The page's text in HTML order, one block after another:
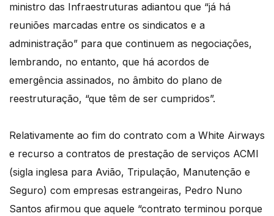
ministro das Infraestruturas adiantou que “já há
reuniões marcadas entre os sindicatos e a
administração” para que continuem as negociações,
lembrando, no entanto, que há acordos de
emergência assinados, no âmbito do plano de
reestruturação, “que têm de ser cumpridos”.
Relativamente ao fim do contrato com a White Airways
e recurso a contratos de prestação de serviços ACMI
(sigla inglesa para Avião, Tripulação, Manutenção e
Seguro) com empresas estrangeiras, Pedro Nuno
Santos afirmou que aquele “contrato terminou porque